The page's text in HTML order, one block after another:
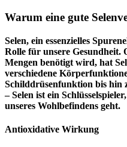
Warum eine gute
Selen, ein essenzielles
Rolle für unsere Gesundheit.
Mengen benötigt wird, hat
verschiedene
Schilddrüsenfunktion bis hin
– Selen ist ein
unseres Wohlbefindens geht.
Antioxidative Wirkung